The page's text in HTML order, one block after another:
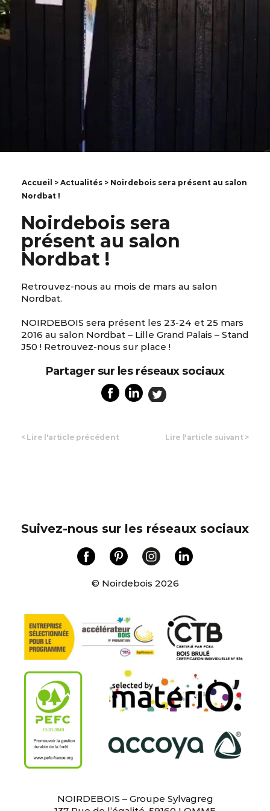
Accueil > Actualités > Noirdebois sera présent au salon
Nordbat !
Noirdebois sera
présent au salon
Nordbat !
Retrouvez-nous au mois de mars au salon
Nordbat.
NOIRDEBOIS sera présent les 23-24 et 25 mars
2016 au salon Nordbat – Lille Grand Palais – Stand
J50 ! Retrouvez-nous sur place !
Partager sur les réseaux sociaux
<Lire l'article précédent Lire l'article suivant >
Suivez-nous sur les réseaux sociaux
© Noirdebois 2026
NOIRDEBOIS – Groupe Sylvagreg